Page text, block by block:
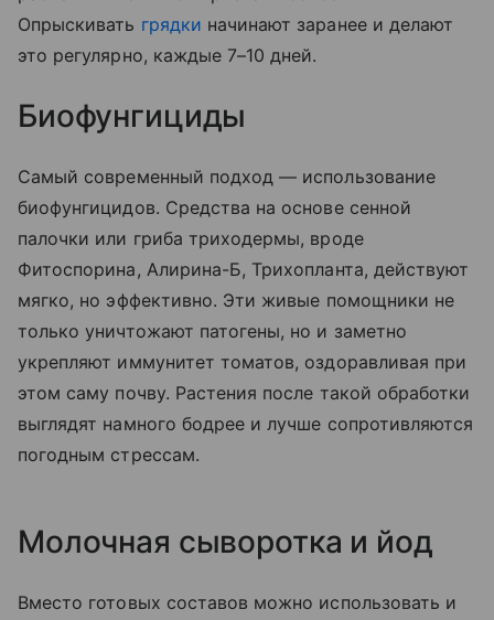
Опрыскивать грядки начинают заранее и делают
это регулярно, каждые 7–10 дней.
Биофунгициды
Самый современный подход — использование
биофунгицидов. Средства на основе сенной
палочки или гриба триходермы, вроде
Фитоспорина, Алирина-Б, Трихопланта, действуют
мягко, но эффективно. Эти живые помощники не
только уничтожают патогены, но и заметно
укрепляют иммунитет томатов, оздоравливая при
этом саму почву. Растения после такой обработки
выглядят намного бодрее и лучше сопротивляются
погодным стрессам.
Молочная сыворотка и йод
Вместо готовых составов можно использовать и